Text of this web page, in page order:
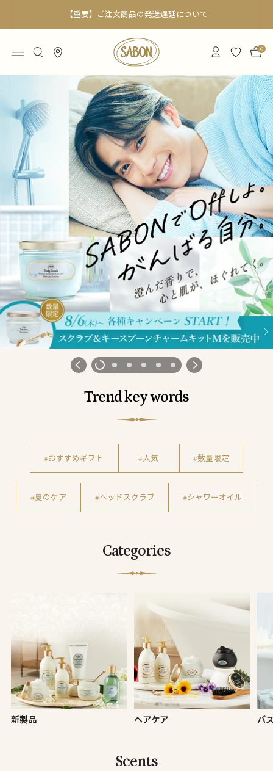
【重要】ご注文商品の発送遅延について
0
Trend key words
#おすすめギフト #人気 #数量限定
#夏のケア #ヘッドスクラブ #シャワーオイル
Categories
新製品 ヘアケア バ
Scents